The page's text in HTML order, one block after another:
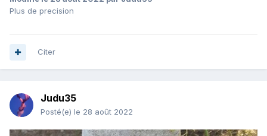
Plus de precision
Citer
Judu35
Posté(e) le 28 août 2022